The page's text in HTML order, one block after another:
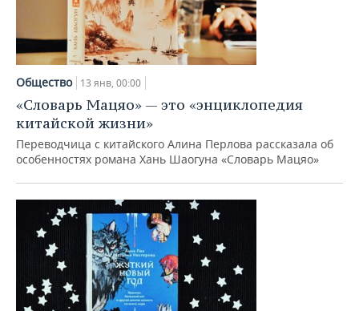
Общество 13 янв, 00:00
«Словарь Мацяо» — это «энциклопедия
китайской жизни»
Переводчица с китайского Алина Перлова рассказала об
особенностях романа Хань Шаогуна «Словарь Мацяо»